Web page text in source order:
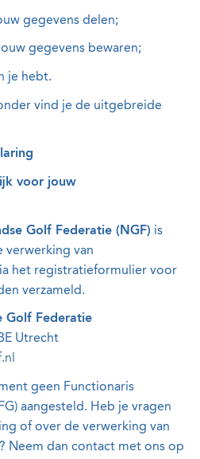
gegevens delen;
gegevens bewaren;
je hebt.
vind je de uitgebreide
voor jouw
Golf Federatie (NGF) is
verwerking van
het registratieformulier voor
verzameld.
Golf Federatie
Utrecht
geen Functionaris
aangesteld. Heb je vragen
of over de verwerking van
Neem dan contact met ons op